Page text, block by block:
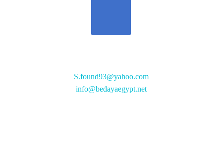
S.found93@yahoo.com
info@bedayaegypt.net